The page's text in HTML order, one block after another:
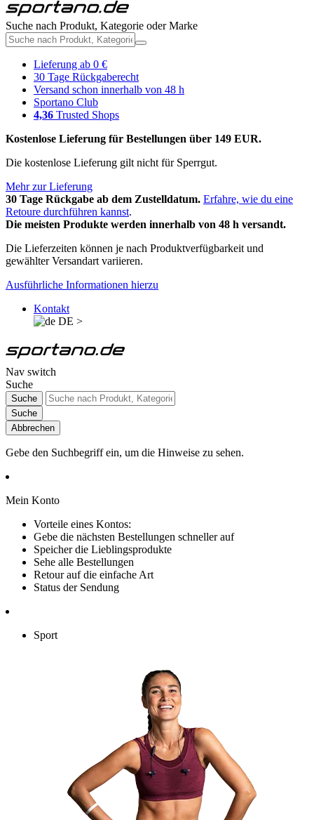
Suche nach Produkt, Kategorie oder Marke
Lieferung ab 0 €
30 Tage Rückgaberecht
Versand schon innerhalb von 48 h
Sportano Club
4,36 Trusted Shops
Kostenlose Lieferung für Bestellungen über 149 EUR.
Die kostenlose Lieferung gilt nicht für Sperrgut.
Mehr zur Lieferung
30 Tage Rückgabe ab dem Zustelldatum. Erfahre, wie du eine
Retoure durchführen kannst.
Die meisten Produkte werden innerhalb von 48 h versandt.
Die Lieferzeiten können je nach Produktverfügbarkeit und
gewählter Versandart variieren.
Ausführliche Informationen hierzu
Kontakt
DE >
Nav switch
Suche
Suche
Suche
Abbrechen
Gebe den Suchbegriff ein, um die Hinweise zu sehen.
Mein Konto
Vorteile eines Kontos:
Gebe die nächsten Bestellungen schneller auf
Speicher die Lieblingsprodukte
Sehe alle Bestellungen
Retour auf die einfache Art
Status der Sendung
Sport